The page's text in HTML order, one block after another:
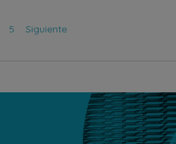
5 Siguiente